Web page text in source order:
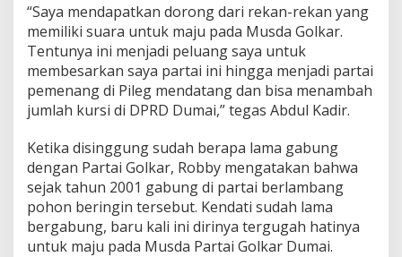
“Saya mendapatkan dorong dari rekan-rekan yang
memiliki suara untuk maju pada Musda Golkar.
Tentunya ini menjadi peluang saya untuk
membesarkan saya partai ini hingga menjadi partai
pemenang di Pileg mendatang dan bisa menambah
jumlah kursi di DPRD Dumai,” tegas Abdul Kadir.
Ketika disinggung sudah berapa lama gabung
dengan Partai Golkar, Robby mengatakan bahwa
sejak tahun 2001 gabung di partai berlambang
pohon beringin tersebut. Kendati sudah lama
bergabung, baru kali ini dirinya tergugah hatinya
untuk maju pada Musda Partai Golkar Dumai.